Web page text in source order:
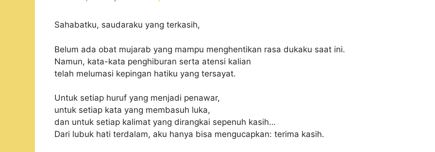
Sahabatku, saudaraku yang terkasih,
Belum ada obat mujarab yang mampu menghentikan rasa dukaku saat ini.
Namun, kata-kata penghiburan serta atensi kalian
telah melumasi kepingan hatiku yang tersayat.
Untuk setiap huruf yang menjadi penawar,
untuk setiap kata yang membasuh luka,
dan untuk setiap kalimat yang dirangkai sepenuh kasih…
Dari lubuk hati terdalam, aku hanya bisa mengucapkan: terima kasih.